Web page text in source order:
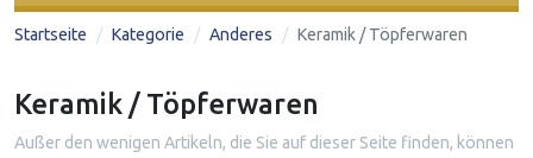
Startseite Kategorie Anderes Keramik / Töpferwaren
Keramik / Töpferwaren
Außer den wenigen Artikeln, die Sie auf dieser Seite finden, können